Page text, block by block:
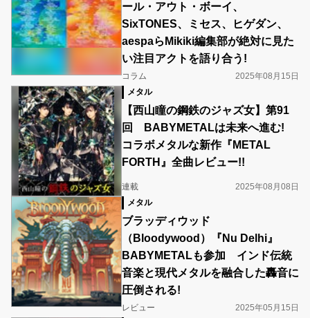
ール・アウト・ボーイ、
SixTONES、ミセス、ヒゲダン、
aespaらMikiki編集部が絶対に見た
い注目アクトを語り合う!
コラム
2025年08月15日
メタル
【西山瞳の鋼鉄のジャズ女】第91
回 BABYMETALは未来へ進む!
コラボメタルな新作『METAL
FORTH』全曲レビュー!!
連載
2025年08月08日
メタル
ブラッディウッド
（Bloodywood）『Nu Delhi』
BABYMETALも参加 インド伝統
音楽と現代メタルを融合した轟音に
圧倒される!
レビュー
2025年05月15日